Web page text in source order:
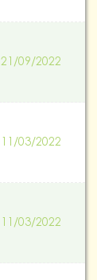
21/09/2022
11/03/2022
11/03/2022